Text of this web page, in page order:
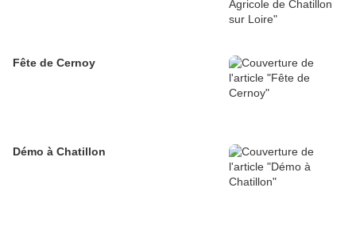
Fête de Cernoy
Démo à Chatillon